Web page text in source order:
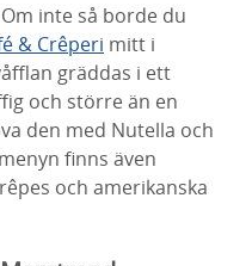
inte så borde du
& Crêperi mitt i
gräddas i ett
och större än en
den med Nutella och
finns även
och amerikanska